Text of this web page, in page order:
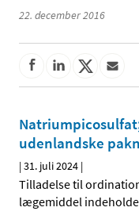
22. december 2016
udenlandske
|31. juli 2024 |
Tilladelse til
lægemiddel